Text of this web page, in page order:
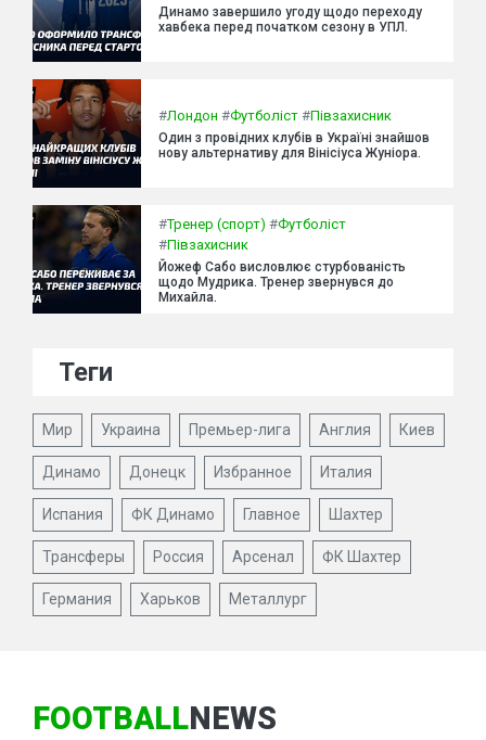
Динамо завершило угоду щодо переходу
хавбека перед початком сезону в УПЛ.
#Лондон #Футболіст #Півзахисник
Один з провідних клубів в Україні знайшов
нову альтернативу для Вінісіуса Жуніора.
#Тренер (спорт) #Футболіст
#Півзахисник
Йожеф Сабо висловлює стурбованість
щодо Мудрика. Тренер звернувся до
Михайла.
Теги
Мир Украина Премьер-лига Англия Киев
Динамо Донецк Избранное Италия
Испания ФК Динамо Главное Шахтер
Трансферы Россия Арсенал ФК Шахтер
Германия Харьков Металлург
FOOTBALLNEWS